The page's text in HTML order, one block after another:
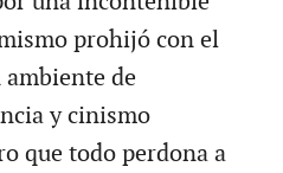
prohijó con el
de
y cinismo
que todo perdona a